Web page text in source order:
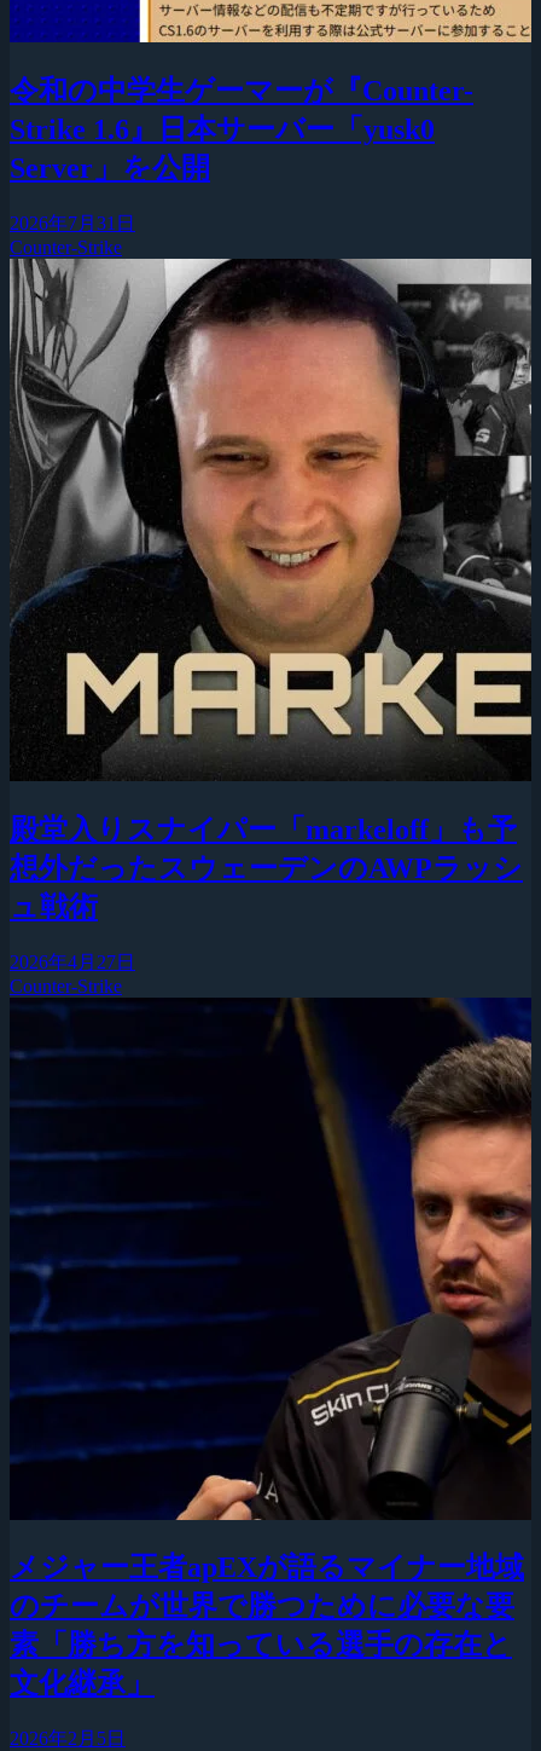
令和の中学生ゲーマーが『Counter-
Strike 1.6』日本サーバー「yusk0
Server」を公開
2026年7月31日
Counter-Strike
殿堂入りスナイパー「markeloff」も予
想外だったスウェーデンのAWPラッシ
ュ戦術
2026年4月27日
Counter-Strike
メジャー王者apEXが語るマイナー地域
のチームが世界で勝つために必要な要
素「勝ち方を知っている選手の存在と
文化継承」
2026年2月5日